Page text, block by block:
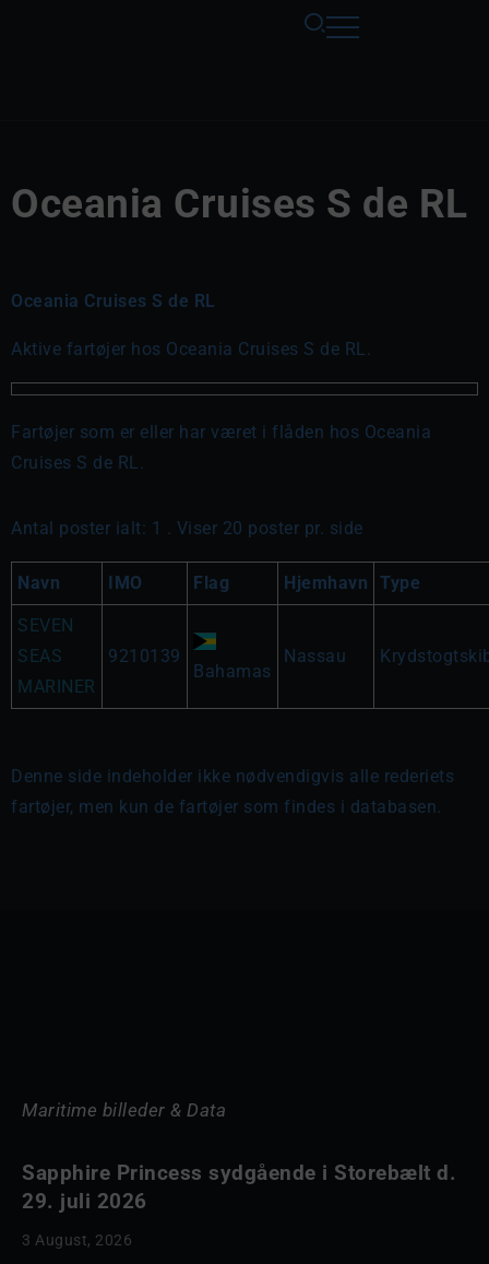
Oceania Cruises S de RL
Oceania Cruises S de RL
Aktive fartøjer hos Oceania Cruises S de RL.
Fartøjer som er eller har været i flåden hos Oceania
Cruises S de RL.
Antal poster ialt: 1 . Viser 20 poster pr. side
Navn IMO Flag Hjemhavn Type
SEVEN
SEAS
MARINER
9210139
Bahamas
Nassau
Denne side indeholder ikke nødvendigvis alle rederiets
fartøjer, men kun de fartøjer som findes i databasen.
Maritime billeder & Data
Sapphire Princess sydgående i Storebælt d.
29. juli 2026
3 August, 2026